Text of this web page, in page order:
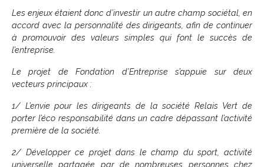
Les enjeux étaient donc d’investir un autre champ sociétal, en
accord avec la personnalité des dirigeants, afin de continuer
à promouvoir des valeurs simples qui font le succès de
l’entreprise.
Le projet de Fondation d’Entreprise s’appuie sur deux
vecteurs principaux :
1/ L’envie pour les dirigeants de la société Relais Vert de
porter l’éco responsabilité dans un cadre dépassant l’activité
première de la société.
2/ Développer ce projet dans le champ du sport, activité
universelle partagée par de nombreuses personnes chez